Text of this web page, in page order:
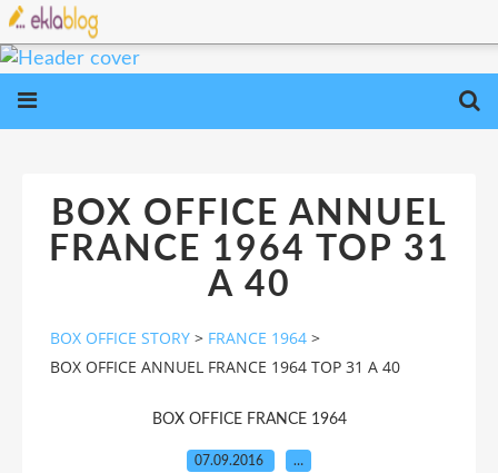
BOX OFFICE ANNUEL
FRANCE 1964 TOP 31
A 40
BOX OFFICE STORY > FRANCE 1964 >
BOX OFFICE ANNUEL FRANCE 1964 TOP 31 A 40
BOX OFFICE FRANCE 1964
07.09.2016 …